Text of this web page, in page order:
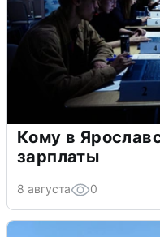
Кому в
зарплаты
8 августа 0